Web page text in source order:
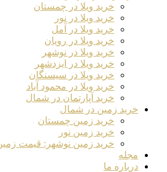
خرید ویلا در چمستان
خرید ویلا در نور
خرید ویلا در آمل
خرید ویلا در رویان
خرید ویلا در نوشهر
خرید ویلا در ایزدشهر
خرید ویلا در سیسنگان
خرید ویلا در محمود آباد
خرید آپارتمان در شمال
خرید زمین در شمال
خرید زمین چمستان
خرید زمین نور
خرید زمین نوشهر: قیمت زمین
مجله
درباره ما